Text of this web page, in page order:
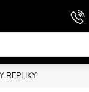
REPLIKY